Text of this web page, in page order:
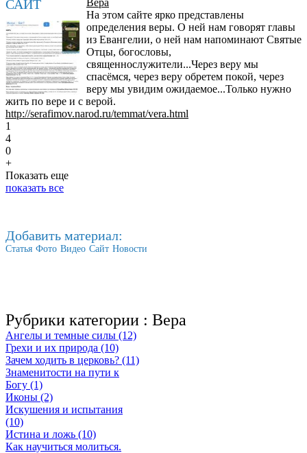
САЙТ
На этом сайте ярко представлены
определения веры. О ней нам говорят главы
из Евангелии, о ней нам напоминают Святые
Отцы, богословы,
священнослужители...Через веру мы
спасёмся, через веру обретем покой, через
веру мы увидим ожидаемое...Только нужно
жить по вере и с верой.
http://serafimov.narod.ru/temmat/vera.html
1
4
0
+
Показать еще
показать все
Добавить материал:
Статья Фото Видео Сайт Новости
Рубрики категории : Вера
Ангелы и темные силы (12)
Грехи и их природа (10)
Зачем ходить в церковь? (11)
Знаменитости на пути к
Богу (1)
Иконы (2)
Искушения и испытания
(10)
Истина и ложь (10)
Как научиться молиться.